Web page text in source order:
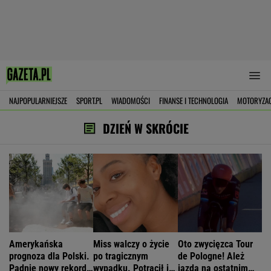
NAJPOPULARNIEJSZE SPORT.PL WIADOMOŚCI FINANSE I TECHNOLOGIA
DZIEŃ W SKRÓCIE
Amerykańska
prognoza dla Polski.
Padnie nowy rekord
Miss walczy o życie
po tragicznym
wypadku. Potrącił ją
Oto zwycięzca Tour
de Pologne! Ależ
jazda na ostatnim